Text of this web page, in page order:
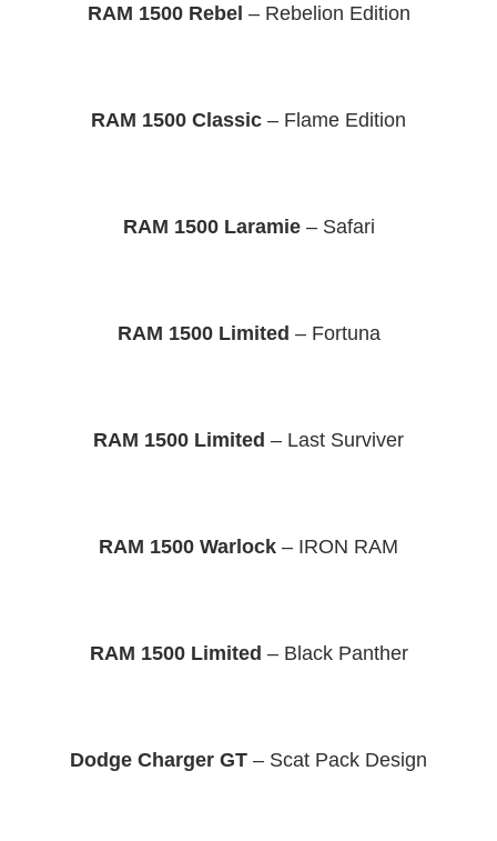
RAM 1500 Rebel – Rebelion Edition
RAM 1500 Classic – Flame Edition
RAM 1500 Laramie – Safari
RAM 1500 Limited – Fortuna
RAM 1500 Limited – Last Surviver
RAM 1500 Warlock – IRON RAM
RAM 1500 Limited – Black Panther
Dodge Charger GT – Scat Pack Design